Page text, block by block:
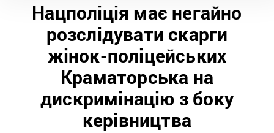
Нацполіція має негайно
розслідувати скарги
жінок-поліцейських
Краматорська на
дискримінацію з боку
керівництва